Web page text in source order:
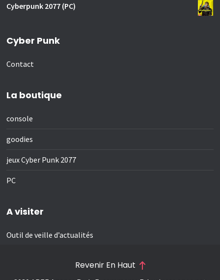
Cyberpunk 2077 (PC)
Cyber Punk
Contact
La boutique
console
goodies
jeux Cyber Punk 2077
PC
A visiter
Outil de veille d’actualités
Revenir En Haut